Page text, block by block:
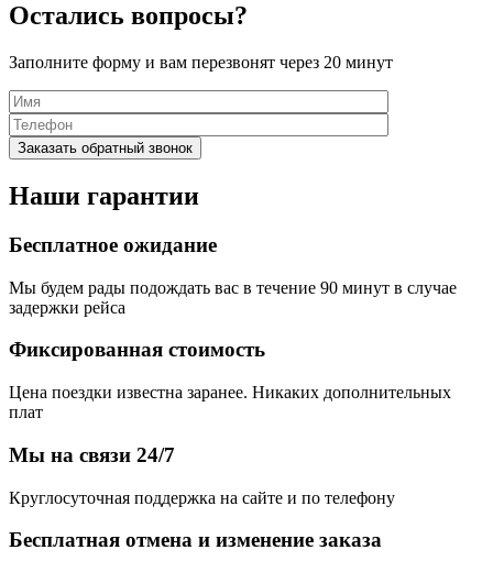
Остались вопросы?
Заполните форму и вам перезвонят через 20 минут
Наши гарантии
Бесплатное ожидание
Мы будем рады подождать вас в течение 90 минут в случае
задержки рейса
Фиксированная стоимость
Цена поездки известна заранее. Никаких дополнительных
плат
Мы на связи 24/7
Круглосуточная поддержка на сайте и по телефону
Бесплатная отмена и изменение заказа